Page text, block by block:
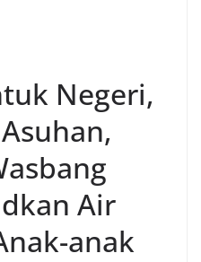
Negeri,
Air
anak